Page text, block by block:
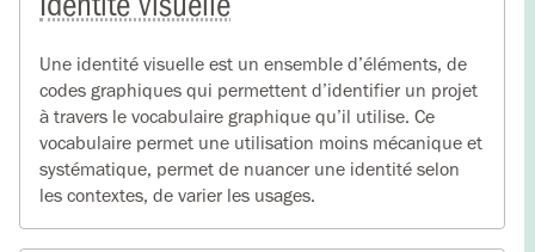
Une identité visuelle est un ensemble d’éléments, de
codes graphiques qui permettent d’identifier un projet
à travers le vocabulaire graphique qu’il utilise. Ce
vocabulaire permet une utilisation moins mécanique et
systématique, permet de nuancer une identité selon
les contextes, de varier les usages.